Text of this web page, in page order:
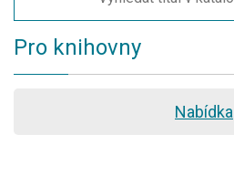
Pro knihovny
Nabídka